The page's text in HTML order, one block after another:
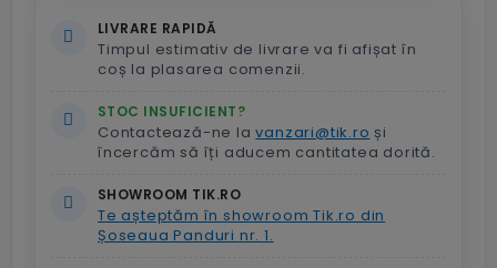
LIVRARE RAPIDĂ
Timpul estimativ de livrare va fi afișat în
coș la plasarea comenzii.
STOC INSUFICIENT?
Contactează-ne lavanzari@tik.ro și
încercăm să îți aducem cantitatea dorită.
SHOWROOM TIK.RO
Te așteptăm în showroom Tik.ro din
Șoseaua Panduri nr. 1.